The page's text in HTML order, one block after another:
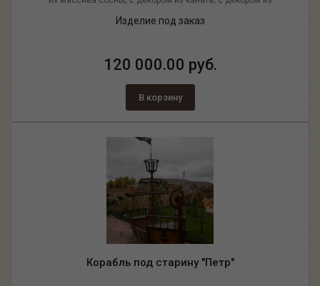
Изделие под заказ
120 000.00 руб.
В корзину
Корабль под старину "Петр"